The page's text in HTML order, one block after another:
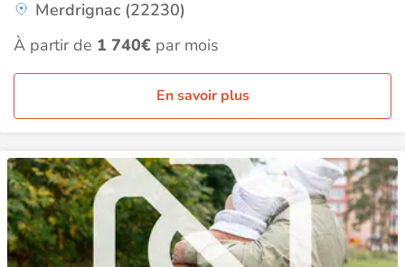
Merdrignac (22230)
À partir de 1 740€ par mois
En savoir plus